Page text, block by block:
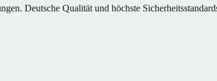
Deutsche Qualität und höchste